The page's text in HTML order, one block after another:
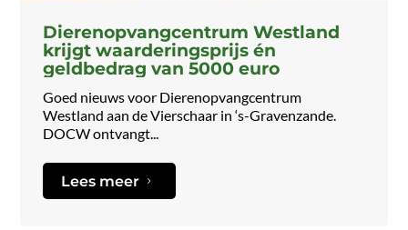
Dierenopvangcentrum Westland
krijgt waarderingsprijs én
geldbedrag van 5000 euro
Goed nieuws voor Dierenopvangcentrum
Westland aan de Vierschaar in ‘s-Gravenzande.
DOCW ontvangt...
Lees meer 5